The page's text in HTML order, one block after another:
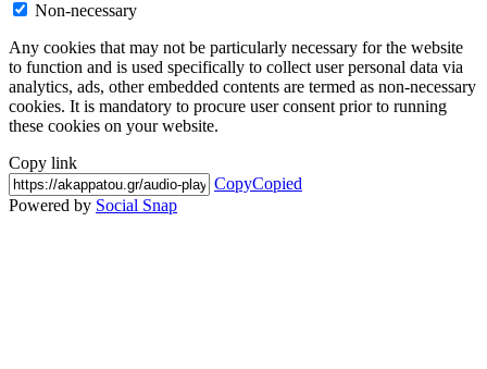
Non-necessary
Any cookies that may not be particularly necessary for the website
to function and is used specifically to collect user personal data via
analytics, ads, other embedded contents are termed as non-necessary
cookies. It is mandatory to procure user consent prior to running
these cookies on your website.
Copy link
CopyCopied
Powered by Social Snap